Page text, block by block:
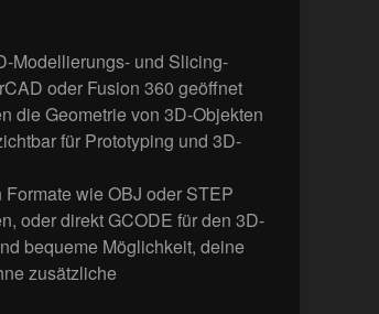
Modellierungs- und Slicing-
oder Fusion 360 geöffnet
die Geometrie von 3D-Objekten
für Prototyping und 3D-
wie OBJ oder STEP
oder direkt GCODE für den 3D-
bequeme Möglichkeit, deine
zusätzliche